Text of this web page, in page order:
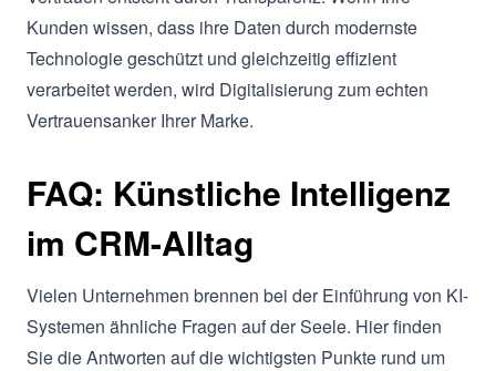
Kunden wissen, dass ihre Daten durch modernste
Technologie geschützt und gleichzeitig effizient
verarbeitet werden, wird Digitalisierung zum echten
Vertrauensanker Ihrer Marke.
FAQ: Künstliche Intelligenz
im CRM-Alltag
Vielen Unternehmen brennen bei der Einführung von KI-
Systemen ähnliche Fragen auf der Seele. Hier finden
Sie die Antworten auf die wichtigsten Punkte rund um